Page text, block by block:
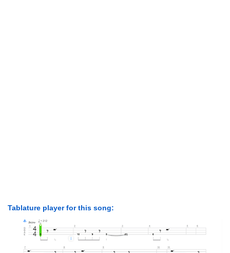
Tablature player for this song: